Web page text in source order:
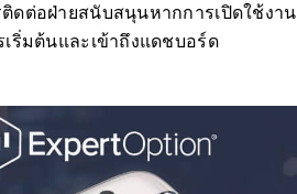
ดต่อฝ่ายสนับสนุนหากการเปิดใช้งาน
ริ่มต้นและเข้าถึงแดชบอร์ด